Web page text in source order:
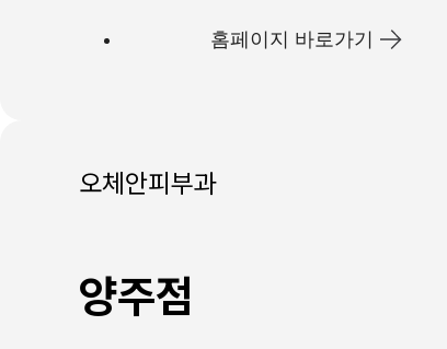
홈페이지 바로가기
오체안피부과
양주점